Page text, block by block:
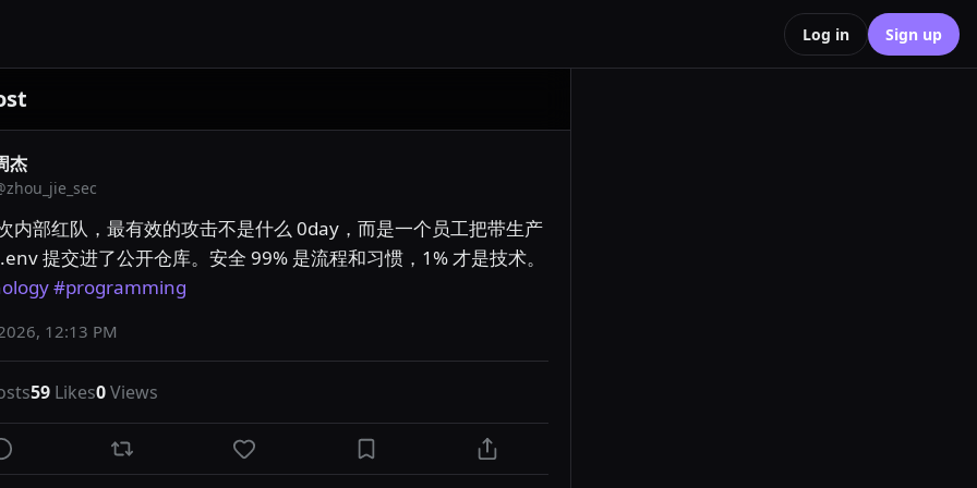
Log in Sign up
杰
zhou_jie_sec
内部红队，最有效的攻击不是什么 0day，而是一个员工把带生产
#programming
12:13 PM
59 Likes0Views